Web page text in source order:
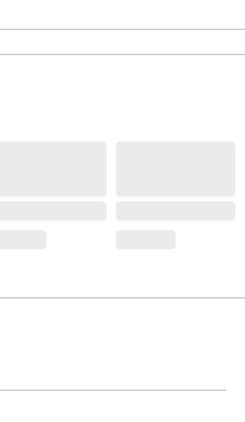
。風呂水洗錠剤、浴室用洗
温による伸縮で若干の寸法